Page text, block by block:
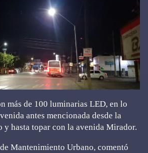
más de 100 luminarias LED, en lo
antes mencionada desde la
y hasta topar con la avenida Mirador.
Mantenimiento Urbano, comentó